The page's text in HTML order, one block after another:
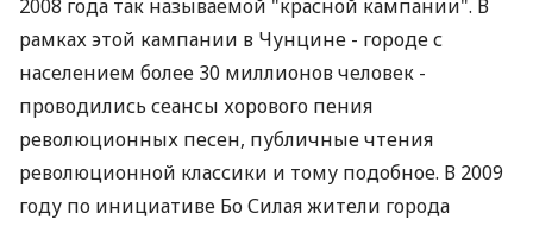
2008 года так называемой "красной кампании". В
рамках этой кампании в Чунцине - городе с
населением более 30 миллионов человек -
проводились сеансы хорового пения
революционных песен, публичные чтения
революционной классики и тому подобное. В 2009
году по инициативе Бо Силая жители города